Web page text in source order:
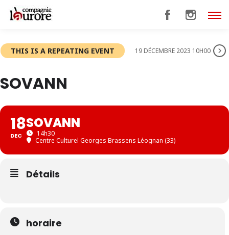
THIS IS A REPEATING EVENT 19 DÉCEMBRE 2023 10H00
SOVANN
18
DEC
SOVANN
14h30
Centre Culturel Georges Brassens Léognan (33)
Détails
horaire